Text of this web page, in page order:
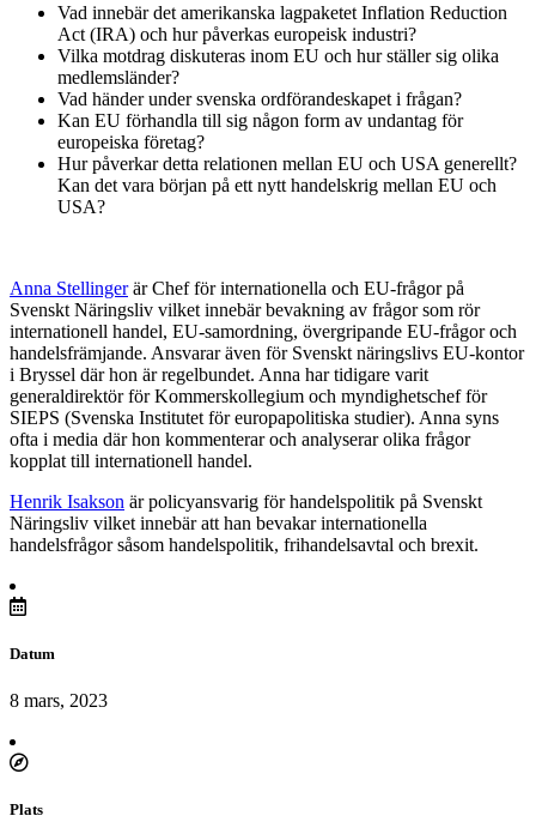
Vad innebär det amerikanska lagpaketet Inflation Reduction
Act (IRA) och hur påverkas europeisk industri?
Vilka motdrag diskuteras inom EU och hur ställer sig olika
medlemsländer?
Vad händer under svenska ordförandeskapet i frågan?
Kan EU förhandla till sig någon form av undantag för
europeiska företag?
Hur påverkar detta relationen mellan EU och USA generellt?
Kan det vara början på ett nytt handelskrig mellan EU och
USA?
Anna Stellingerär Chef för internationella och EU-frågor på
Svenskt Näringsliv vilket innebär bevakning av frågor som rör
internationell handel, EU-samordning, övergripande EU-frågor och
handelsfrämjande. Ansvarar även för Svenskt näringslivs EU-kontor
i Bryssel där hon är regelbundet. Anna har tidigare varit
generaldirektör för Kommerskollegium och myndighetschef för
SIEPS (Svenska Institutet för europapolitiska studier). Anna syns
ofta i media där hon kommenterar och analyserar olika frågor
kopplat till internationell handel.
Henrik Isakson är policyansvarig för handelspolitik på Svenskt
Näringsliv vilket innebär att han bevakar internationella
handelsfrågor såsom handelspolitik, frihandelsavtal och brexit.
Datum
8 mars, 2023
Plats